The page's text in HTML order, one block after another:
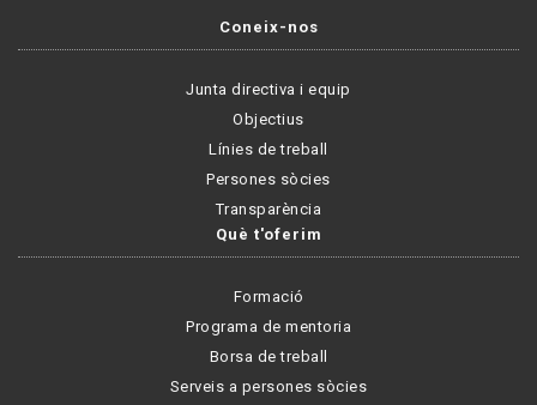
Coneix-nos
Junta directiva i equip
Objectius
Línies de treball
Persones sòcies
Transparència
Què t'oferim
Formació
Programa de mentoria
Borsa de treball
Serveis a persones sòcies